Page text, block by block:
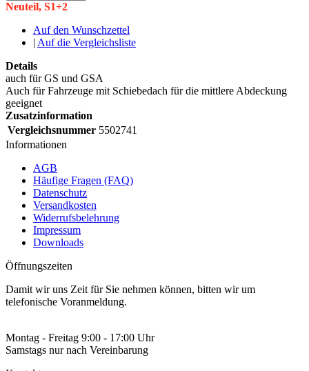
Neuteil, S1+2
Auf den Wunschzettel
| Auf die Vergleichsliste
Details
auch für GS und GSA
Auch für Fahrzeuge mit Schiebedach für die mittlere Abdeckung
geeignet
Zusatzinformation
Vergleichsnummer 5502741
Informationen
AGB
Häufige Fragen (FAQ)
Datenschutz
Versandkosten
Widerrufsbelehrung
Impressum
Downloads
Öffnungszeiten
Damit wir uns Zeit für Sie nehmen können, bitten wir um
telefonische Voranmeldung.
Montag - Freitag 9:00 - 17:00 Uhr
Samstags nur nach Vereinbarung